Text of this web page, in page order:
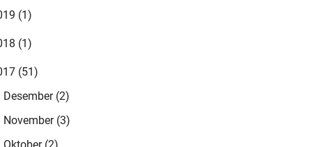
kang...mugi-mugi istiqomah
(1)
(1)
(51)
Desember (2)
November (3)